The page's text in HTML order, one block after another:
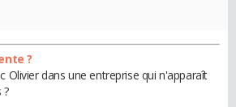
?
Olivier dans une entreprise qui n'apparaît